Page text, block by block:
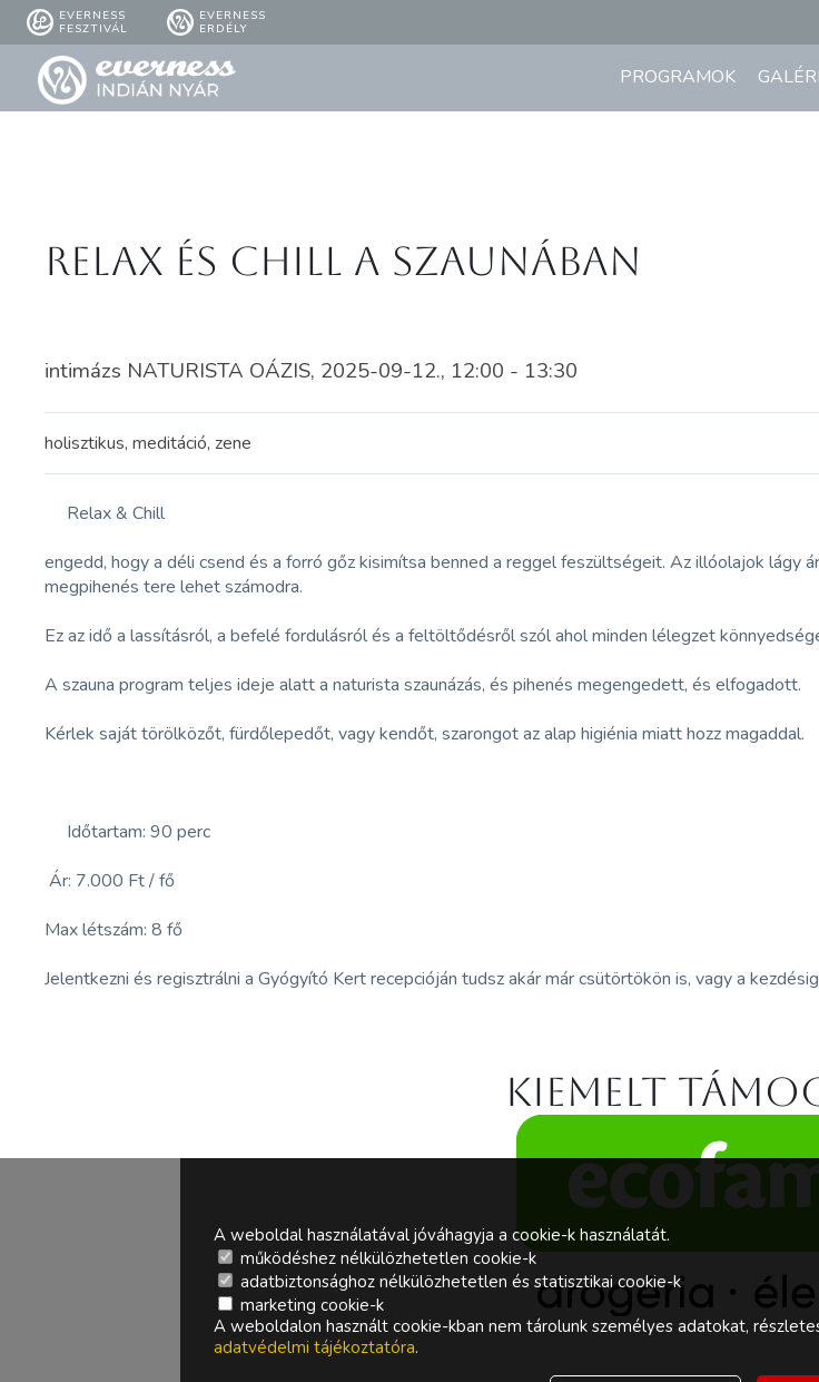
EVERNESS
FESZTIVÁL
EVERNESS
ERDÉLY
PROGRAMOK
Relax és Chill a szaunában
intimázs NATURISTA OÁZIS, 2025-09-12., 12:00 - 13:30
holisztikus, meditáció, zene
Relax & Chill
engedd, hogy a déli csend és a forró gőz kisimítsa benned a reggel feszültségeit. Az illóolajok
megpihenés tere lehet számodra.
Ez az idő a lassításról, a befelé fordulásról és a feltöltődésről szól ahol minden lélegzet
A szauna program teljes ideje alatt a naturista szaunázás, és pihenés megengedett, és elfogadott.
Kérlek saját törölközőt, fürdőlepedőt, vagy kendőt, szarongot az alap higiénia miatt hozz magaddal.
Időtartam: 90 perc
Ár: 7.000 Ft / fő
Max létszám: 8 fő
Jelentkezni és regisztrálni a Gyógyító Kert recepcióján tudsz akár már csütörtökön is, vagy a
Kiemelt
A weboldal használatával jóváhagyja a cookie-k használatát.
működéshez nélkülözhetetlen cookie-k
adatbiztonsághoz nélkülözhetetlen és statisztikai cookie-k
marketing cookie-k
A weboldalon használt cookie-kban nem tárolunk személyes adatokat,
adatvédelmi tájékoztatóra.